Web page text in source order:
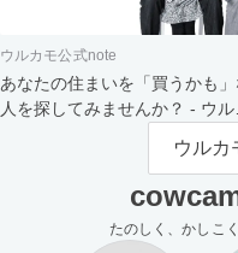
ウルカモ公式note
あなたの住まいを「買うかも」
人を探してみませんか？ - ウル
ウルカ
たのしく、かしこ